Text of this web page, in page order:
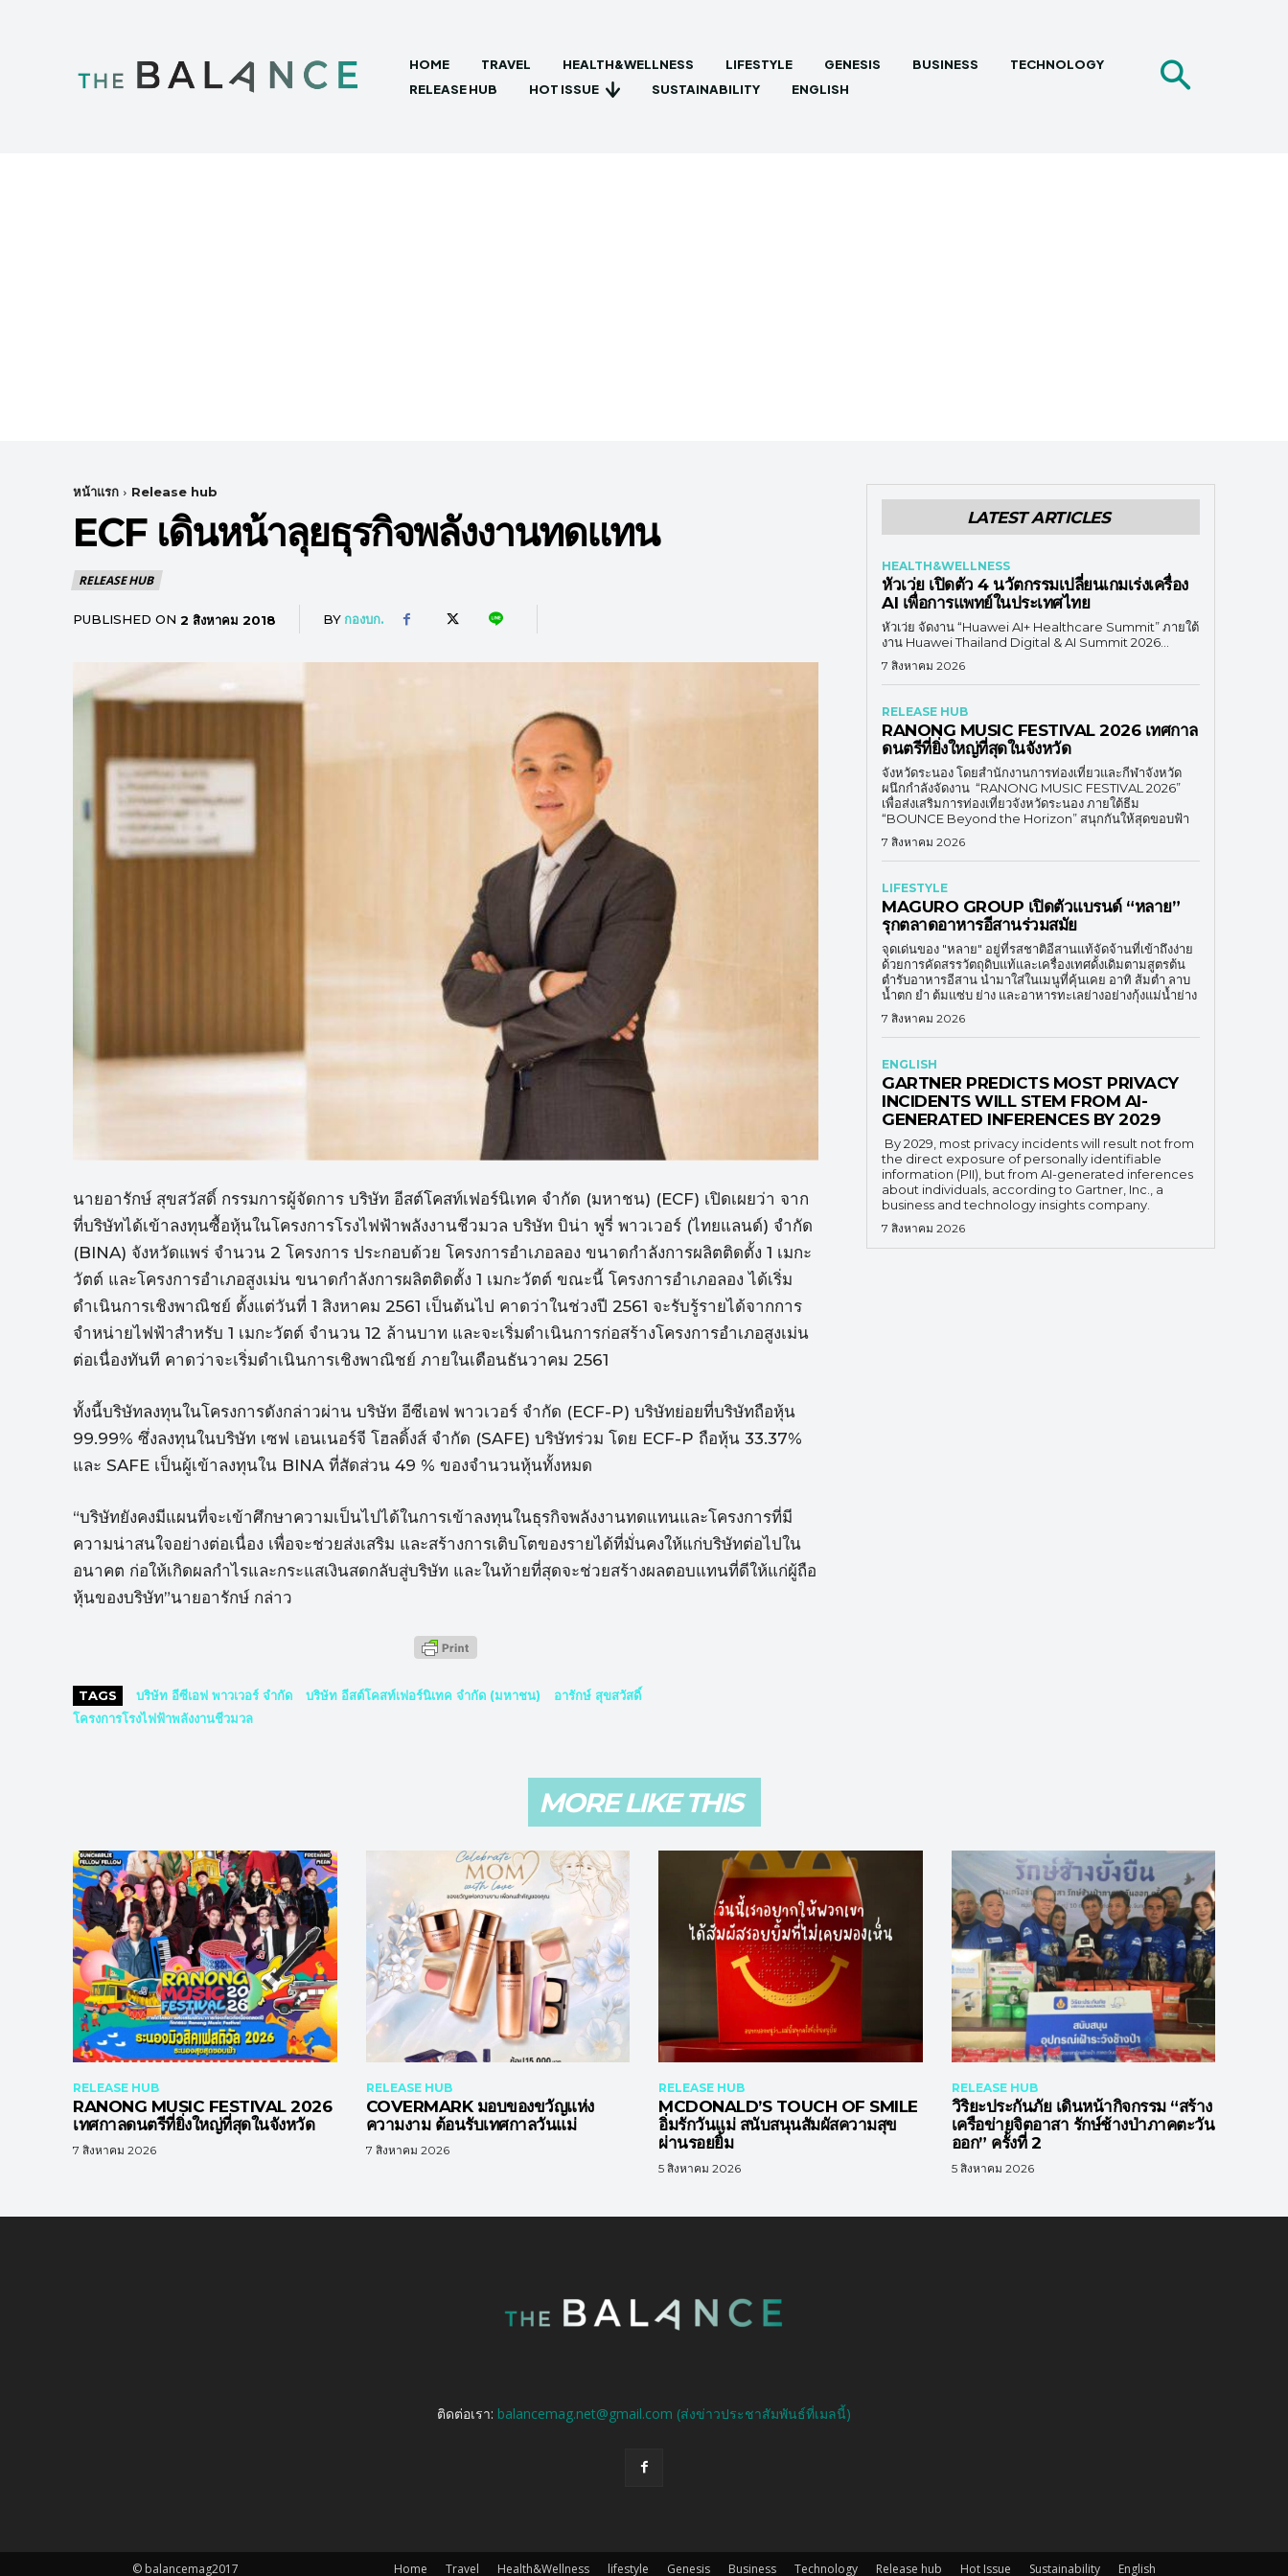
HOME TRAVEL HEALTH&WELLNESS LIFESTYLE GENESIS BUSINESS
TECHNOLOGY
RELEASE HUB
HOT ISSUE SUSTAINABILITY ENGLISH
หน้าแรก Release hub
ECF เดินหน้าลุยธุรกิจพลังงานทดแทน
RELEASE HUB
PUBLISHED ON 2 สิงหาคม 2018 BY กองบก.
นายอารักษ์ สุขสวัสดิ์ กรรมการผู้จัดการ บริษัท อีสต์โคสท์เฟอร์นิเทค จำกัด (มหาชน) (ECF) เปิดเผยว่า จาก
ที่บริษัทได้เข้าลงทุนซื้อหุ้นในโครงการโรงไฟฟ้าพลังงานชีวมวล บริษัท บิน่า พูรี่ พาวเวอร์ (ไทยแลนด์) จำกัด
(BINA) จังหวัดแพร่ จำนวน 2 โครงการ ประกอบด้วย โครงการอำเภอลอง ขนาดกำลังการผลิตติดตั้ง 1 เมกะ
วัตต์ และโครงการอำเภอสูงเม่น ขนาดกำลังการผลิตติดตั้ง 1 เมกะวัตต์ ขณะนี้ โครงการอำเภอลอง ได้เริ่ม
ดำเนินการเชิงพาณิชย์ ตั้งแต่วันที่ 1 สิงหาคม 2561 เป็นต้นไป คาดว่าในช่วงปี 2561 จะรับรู้รายได้จากการ
จำหน่ายไฟฟ้าสำหรับ 1 เมกะวัตต์ จำนวน 12 ล้านบาท และจะเริ่มดำเนินการก่อสร้างโครงการอำเภอสูงเม่น
ต่อเนื่องทันที คาดว่าจะเริ่มดำเนินการเชิงพาณิชย์ ภายในเดือนธันวาคม 2561
ทั้งนี้บริษัทลงทุนในโครงการดังกล่าวผ่าน บริษัท อีซีเอฟ พาวเวอร์ จำกัด (ECF-P) บริษัทย่อยที่บริษัทถือหุ้น
99.99% ซึ่งลงทุนในบริษัท เซฟ เอนเนอร์จี โฮลดิ้งส์ จำกัด (SAFE) บริษัทร่วม โดย ECF-P ถือหุ้น 33.37%
และ SAFE เป็นผู้เข้าลงทุนใน BINA ที่สัดส่วน 49 % ของจำนวนหุ้นทั้งหมด
“บริษัทยังคงมีแผนที่จะเข้าศึกษาความเป็นไปได้ในการเข้าลงทุนในธุรกิจพลังงานทดแทนและโครงการที่มี
ความน่าสนใจอย่างต่อเนื่อง เพื่อจะช่วยส่งเสริม และสร้างการเติบโตของรายได้ที่มั่นคงให้แก่บริษัทต่อไปใน
อนาคต ก่อให้เกิดผลกำไรและกระแสเงินสดกลับสู่บริษัท และในท้ายที่สุดจะช่วยสร้างผลตอบแทนที่ดีให้แก่ผู้ถือ
หุ้นของบริษัท”นายอารักษ์ กล่าว
TAGS บริษัท อีซีเอฟ พาวเวอร์ จำกัด บริษัท อีสต์โคสท์เฟอร์นิเทค จำกัด (มหาชน)
อารักษ์ สุขสวัสดิ์
โครงการโรงไฟฟ้าพลังงานชีวมวล
LATEST ARTICLES
HEALTH&WELLNESS
หัวเว่ย เปิดตัว 4 นวัตกรรมเปลี่ยนเกมเร่งเครื่อง
AI เพื่อการแพทย์ในประเทศไทย
หัวเว่ย จัดงาน “Huawei AI+ Healthcare Summit” ภายใต้
งาน Huawei Thailand Digital & AI Summit 2026...
7 สิงหาคม 2026
RELEASE HUB
RANONG MUSIC FESTIVAL 2026 เทศกาล
ดนตรีที่ยิ่งใหญ่ที่สุดในจังหวัด
จังหวัดระนอง โดยสำนักงานการท่องเที่ยวและกีฬาจังหวัด
ผนึกกำลังจัดงาน “RANONG MUSIC FESTIVAL 2026”
เพื่อส่งเสริมการท่องเที่ยวจังหวัดระนอง ภายใต้ธีม
“BOUNCE Beyond the Horizon” สนุกกันให้สุดขอบฟ้า
7 สิงหาคม 2026
LIFESTYLE
MAGURO GROUP เปิดตัวแบรนด์ “หลาย”
รุกตลาดอาหารอีสานร่วมสมัย
จุดเด่นของ "หลาย" อยู่ที่รสชาติอีสานแท้จัดจ้านที่เข้าถึงง่าย
ด้วยการคัดสรรวัตถุดิบแท้และเครื่องเทศดั้งเดิมตามสูตรต้น
ตำรับอาหารอีสาน นำมาใส่ในเมนูที่คุ้นเคย อาทิ ส้มตำ ลาบ
น้ำตก ยำ ต้มแซ่บ ย่าง และอาหารทะเลย่างอย่างกุ้งแม่น้ำย่าง
7 สิงหาคม 2026
ENGLISH
GARTNER PREDICTS MOST PRIVACY
INCIDENTS WILL STEM FROM AI-
GENERATED INFERENCES BY 2029
By 2029, most privacy incidents will result not from
the direct exposure of personally identifiable
information (PII), but from AI-generated inferences
about individuals, according to Gartner, Inc., a
business and technology insights company.
7 สิงหาคม 2026
MORE LIKE THIS
RELEASE HUB
RANONG MUSIC FESTIVAL 2026
เทศกาลดนตรีที่ยิ่งใหญ่ที่สุดในจังหวัด
7 สิงหาคม 2026
RELEASE HUB
COVERMARK มอบของขวัญแห่ง
ความงาม ต้อนรับเทศกาลวันแม่
7 สิงหาคม 2026
RELEASE HUB
MCDONALD’S TOUCH OF SMILE
อิ่มรักวันแม่ สนับสนุนสัมผัสความสุข
ผ่านรอยยิ้ม
5 สิงหาคม 2026
RELEASE HUB
วิริยะประกันภัย เดินหน้ากิจกรรม “สร้าง
เครือข่ายจิตอาสา รักษ์ช้างป่าภาคตะวัน
ออก” ครั้งที่ 2
5 สิงหาคม 2026
ติดต่อเรา: balancemag.net@gmail.com (ส่งข่าวประชาสัมพันธ์ที่เมลนี้)
Home Travel Health&Wellness lifestyle Genesis Business Technology Release hub Hot Issue Sustainability English
© balancemag2017